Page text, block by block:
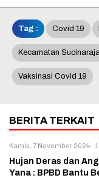
Tag : Covid 19
Kecamatan
Vaksinasi Covid 19
BERITA TERKAIT
Kamis, 7 November 2024 -
Hujan Deras dan
Yana : BPBD Bantu